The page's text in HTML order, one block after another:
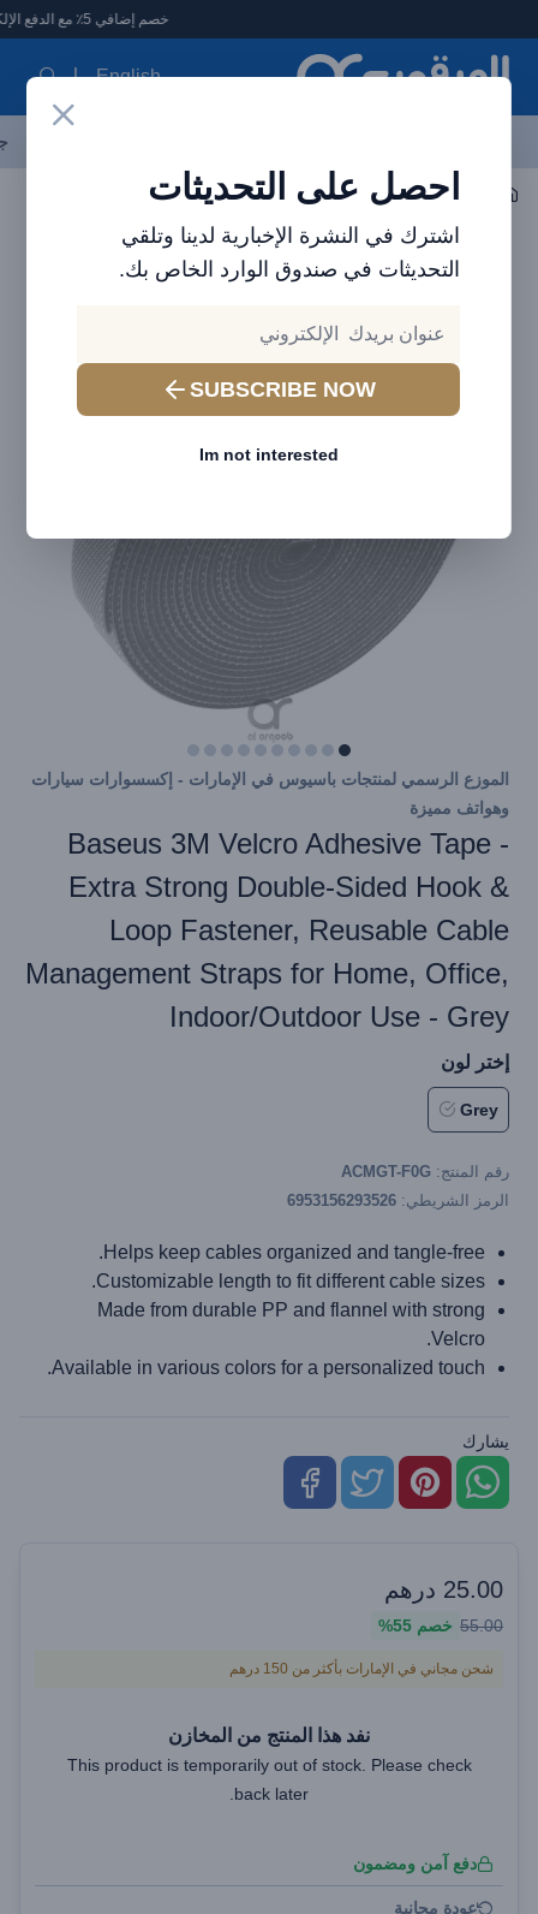
العرقوب - متجر الإلكترونيات في الإمارات
خصم إضافي 5٪ مع الدفع الإلكتروني
English
احصل على التحديثات
اشترك في النشرة الإخبارية لدينا وتلقي
التحديثات في صندوق الوارد الخاص بك.
SUBSCRIBE NOW
Im not interested
اكسسوارات الجوال الكابلات
الموزع الرسمي لمنتجات باسيوس في الإمارات - إكسسوارات سيارات
وهواتف مميزة
Baseus 3M Velcro Adhesive Tape -
Extra Strong Double-Sided Hook &
Loop Fastener, Reusable Cable
Management Straps for Home, Office,
Indoor/Outdoor Use - Grey
إختر لون
Grey
رقم المنتج: ACMGT-F0G
الرمز الشريطي: 6953156293526
Helps keep cables organized and tangle-free.
Customizable length to fit different cable sizes.
Made from durable PP and flannel with strong
Velcro.
Available in various colors for a personalized touch.
يشارك
25.00 درهم
55.00 خصم 55%
شحن مجاني في الإمارات بأكثر من 150 درهم
نفد هذا المنتج من المخازن
This product is temporarily out of stock. Please check
back later.
دفع آمن ومضمون
عودة مجانية